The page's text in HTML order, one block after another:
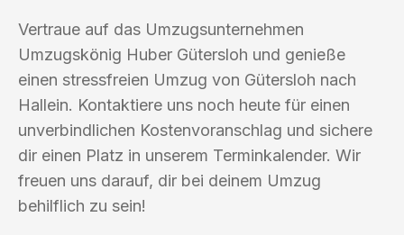
Vertraue auf das Umzugsunternehmen
Umzugskönig Huber Gütersloh und genieße
einen stressfreien Umzug von Gütersloh nach
Hallein. Kontaktiere uns noch heute für einen
unverbindlichen Kostenvoranschlag und sichere
dir einen Platz in unserem Terminkalender. Wir
freuen uns darauf, dir bei deinem Umzug
behilflich zu sein!